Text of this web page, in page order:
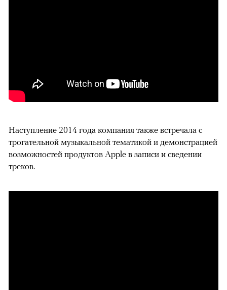
Наступление 2014 года компания также встречала с
трогательной музыкальной тематикой и демонстрацией
возможностей продуктов Apple в записи и сведении
треков.